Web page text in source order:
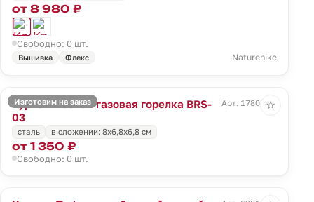
от 8 980 ₽
Свободно: 0 шт.
Вышивка Флекс Naturehike
Изготовим на заказ
Туристическая газовая горелка BRS-
03
Арт. 17808.10
сталь в сложении: 8x6,8x6,8 см
от 1 350 ₽
Свободно: 0 шт.
☆